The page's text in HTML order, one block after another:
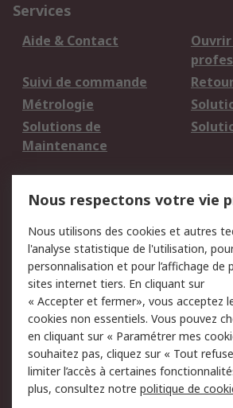
Services
Aide & Contact
Suivi de commande
Métrologie
Solutions de
Maintenance
du site
Politique de protection
des données - Mise à
jour
Conditions générales
de vente
Campagnes marketing
A propos de RS
Nous respectons votre vie
Nous utilisons des cookies et autres
l'analyse statistique de l'utilisation,
personnalisation et pour l’affichage de
sites internet tiers. En cliquant sur
« Accepter et fermer», vous acceptez
cookies non essentiels. Vous pouvez
en cliquant sur « Paramétrer mes
souhaitez pas, cliquez sur « Tout
limiter l’accès à certaines
plus, consultez notre politique de